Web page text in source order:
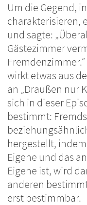
Um die Gegend,
charakterisieren,
und sagte:
Gästezimmer
wirkt etwas aus
an „Draußen nur
sich in dieser
bestimmt:
hergestellt,
Eigene und das
Eigene ist, wird
anderen
erst bestimmbar.